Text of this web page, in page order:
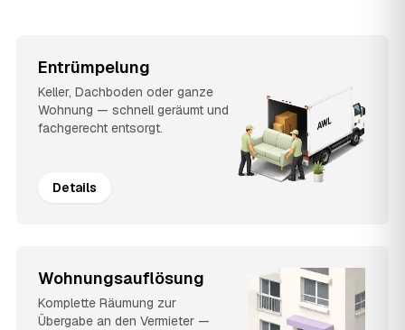
Entrümpelung
Keller, Dachboden oder ganze
Wohnung — schnell geräumt und
fachgerecht entsorgt.
Details
Wohnungsauflösung
Komplette Räumung zur
Übergabe an den Vermieter —